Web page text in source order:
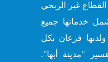
غير الربحي
خدماتها جميع
فرعان بكل
"مدينة أبها".